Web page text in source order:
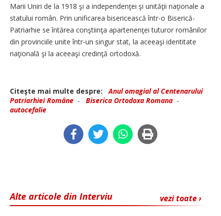
Marii Uniri de la 1918 şi a ­independenţei şi unităţii naţionale a
statului român. Prin unificarea bisericească într-o Biserică-
Patriarhie se întărea conştiinţa apartenenţei tuturor ­românilor
din provinciile unite într-un singur stat, la aceeaşi identitate
naţională şi la aceeaşi credinţă ortodoxă.
Citeşte mai multe despre:
Anul omagial al Centenarului
Patriarhiei Române - Biserica Ortodoxa Romana -
autocefalie
vezi toate ›
Alte articole din Interviu